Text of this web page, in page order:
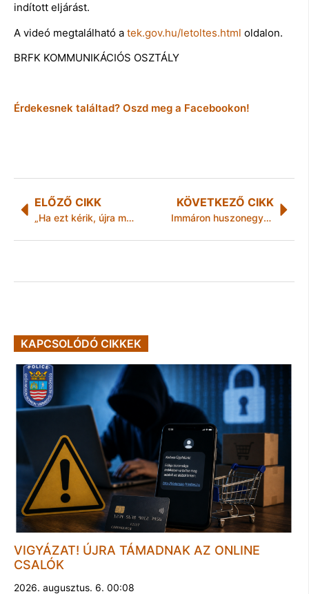
indított eljárást.
A videó megtalálható a tek.gov.hu/letoltes.html oldalon.
BRFK KOMMUNIKÁCIÓS OSZTÁLY
Érdekesnek találtad? Oszd meg a Facebookon!
ELŐZŐ CIKK
„Ha ezt kérik, újra módosítunk!”
KÖVETKEZŐ CIKK
Immáron huszonegyedik szezonjukat kezdhetik meg idén a tiszaújvárosi triatlonosok.
KAPCSOLÓDÓ CIKKEK
VIGYÁZAT! ÚJRA TÁMADNAK AZ ONLINE
CSALÓK
2026. augusztus. 6. 00:08